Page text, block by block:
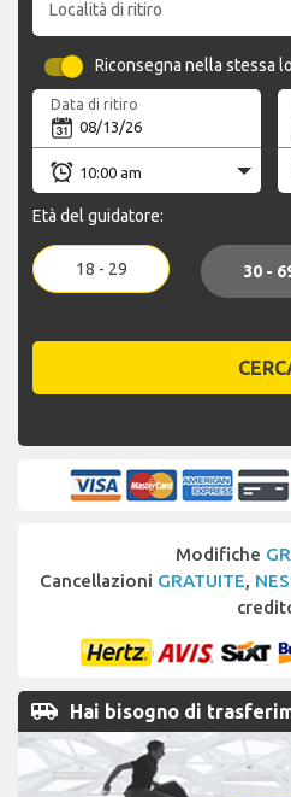
Località di ritiro
Riconsegna nella stessa
Data di ritiro
Età del guidatore:
18 - 29 30 -
Modifiche
Cancellazioni GRATUITE,
airport_shuttle Hai bisogno di